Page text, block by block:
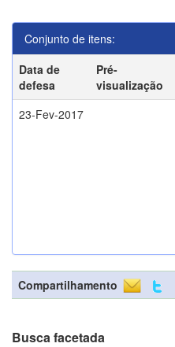
Conjunto de itens:
Data de
defesa
Pré-
visualização
23-Fev-2017
Compartilhamento
Busca facetada